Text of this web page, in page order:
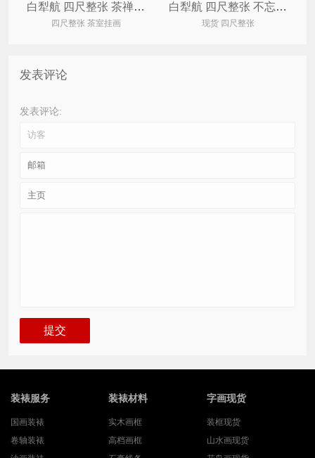
白犁航 四尺整张 茶禅一味 办公室家居书法
四尺整张 茶室挂画
白犁航 四尺整张 不忘初心 办公室家居书法
现货 四尺整张
发表评论
发表评论:
装裱服务
国画装裱
卷轴装裱
装裱材料
实木画框
高档画框
字画现货
装框现货
山水画现货